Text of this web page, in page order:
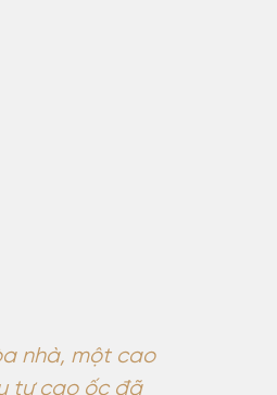
nhà, một cao
tư cao ốc đã